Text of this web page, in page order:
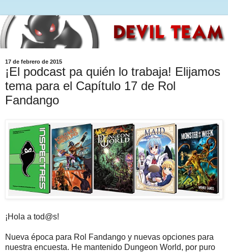
17 de febrero de 2015
¡El podcast pa quién lo trabaja! Elijamos
tema para el Capítulo 17 de Rol
Fandango
¡Hola a tod@s!
Nueva época para Rol Fandango y nuevas opciones para
nuestra encuesta. He mantenido Dungeon World, por puro